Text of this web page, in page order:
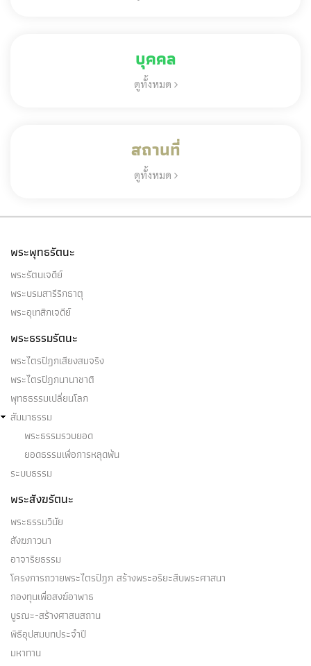
บุคคล
ดูทั้งหมด
สถานที่
ดูทั้งหมด
พระพุทธรัตนะ
พระรัตนเจดีย์
พระบรมสารีริกธาตุ
พระอุเทสิกเจดีย์
พระธรรมรัตนะ
พระไตรปิฎกเสียงสมจริง
พระไตรปิฎกนานาชาติ
พุทธธรรมเปลี่ยนโลก
สัมมาธรรม
พระธรรมรวบยอด
ยอดธรรมเพื่อการหลุดพ้น
ระบบธรรม
พระสังฆรัตนะ
พระธรรมวินัย
สังฆภาวนา
อาจาริยธรรม
โครงการถวายพระไตรปิฎก สร้างพระอริยะสืบพระศาสนา
กองทุนเพื่อสงฆ์อาพาธ
บูรณะ-สร้างศาสนสถาน
พิธีอุปสมบทประจำปี
มหาทาน